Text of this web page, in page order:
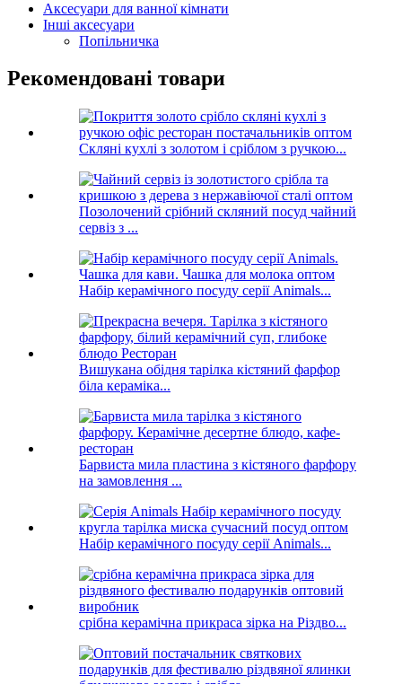
Аксесуари для ванної кімнати
Інші аксесуари
Попільничка
Рекомендовані товари
Скляні кухлі з золотом і сріблом з ручкою...
Позолочений срібний скляний посуд чайний
сервіз з ...
Набір керамічного посуду серії Animals...
Вишукана обідня тарілка кістяний фарфор
біла кераміка...
Барвиста мила пластина з кістяного фарфору
на замовлення ...
Набір керамічного посуду серії Animals...
срібна керамічна прикраса зірка на Різдво...